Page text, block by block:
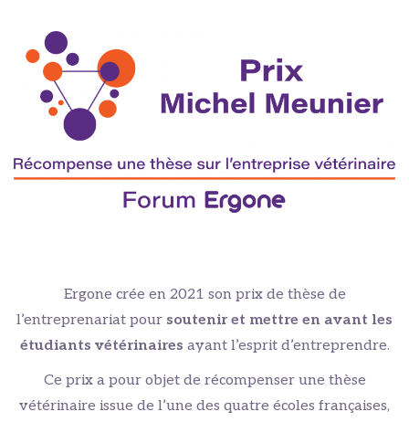
Ergone crée en 2021 son prix de thèse de
l’entreprenariat pour soutenir et mettre en avant les
étudiants vétérinaires ayant l’esprit d’entreprendre.
Ce prix a pour objet de récompenser une thèse
vétérinaire issue de l’une des quatre écoles françaises,